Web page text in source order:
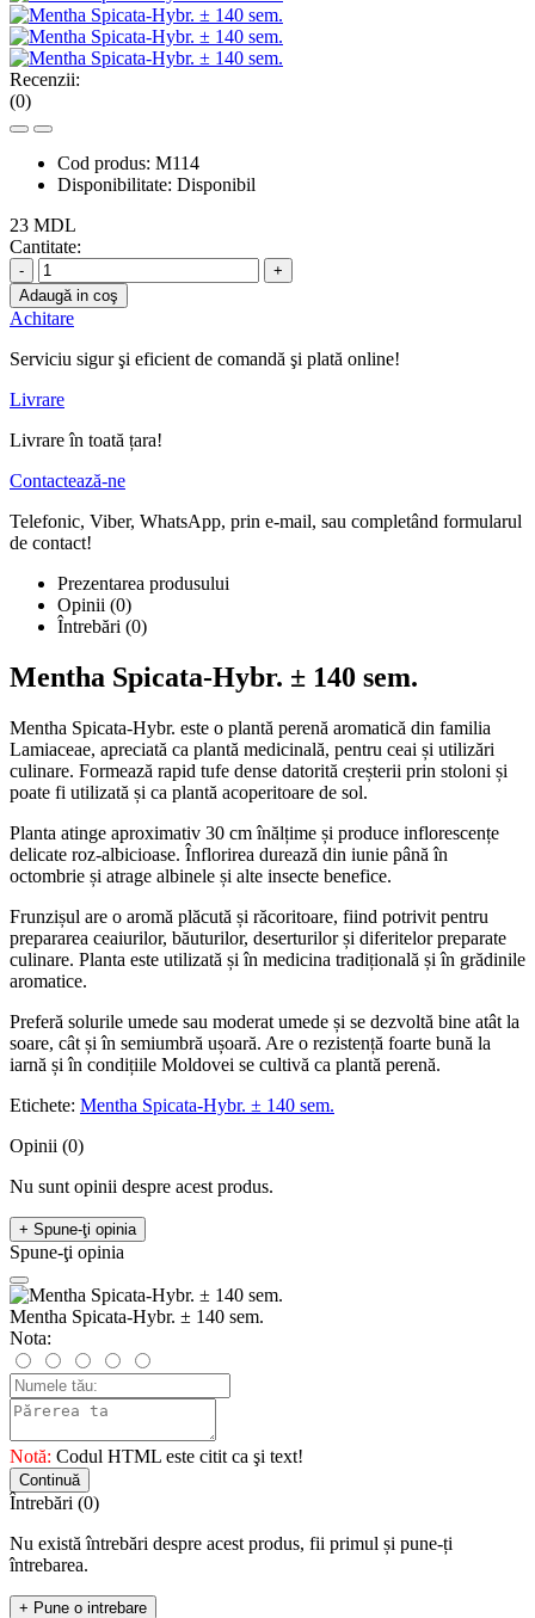
Recenzii:
(0)
Cod produs: M114
Disponibilitate: Disponibil
23 MDL
Cantitate:
-
+
Adaugă in coş
Achitare
Serviciu sigur şi eficient de comandă şi plată online!
Livrare
Livrare în toată țara!
Contactează-ne
Telefonic, Viber, WhatsApp, prin e-mail, sau completând formularul
de contact!
Prezentarea produsului
Opinii (0)
Întrebări (0)
Mentha Spicata-Hybr. ± 140 sem.
Mentha Spicata-Hybr. este o plantă perenă aromatică din familia
Lamiaceae, apreciată ca plantă medicinală, pentru ceai și utilizări
culinare. Formează rapid tufe dense datorită creșterii prin stoloni și
poate fi utilizată și ca plantă acoperitoare de sol.
Planta atinge aproximativ 30 cm înălțime și produce inflorescențe
delicate roz-albicioase. Înflorirea durează din iunie până în
octombrie și atrage albinele și alte insecte benefice.
Frunzișul are o aromă plăcută și răcoritoare, fiind potrivit pentru
prepararea ceaiurilor, băuturilor, deserturilor și diferitelor preparate
culinare. Planta este utilizată și în medicina tradițională și în grădinile
aromatice.
Preferă solurile umede sau moderat umede și se dezvoltă bine atât la
soare, cât și în semiumbră ușoară. Are o rezistență foarte bună la
iarnă și în condițiile Moldovei se cultivă ca plantă perenă.
Etichete: Mentha Spicata-Hybr. ± 140 sem.
Opinii (0)
Nu sunt opinii despre acest produs.
+ Spune-ţi opinia
Spune-ţi opinia
Mentha Spicata-Hybr. ± 140 sem.
Nota:
Notă: Codul HTML este citit ca şi text!
Continuă
Întrebări (0)
Nu există întrebări despre acest produs, fii primul și pune-ți
întrebarea.
+ Pune o intrebare